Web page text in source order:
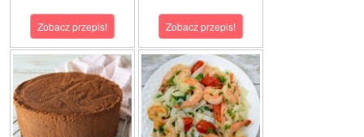
Zobacz przepis! Zobacz przepis!